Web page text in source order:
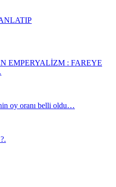
EMPERYALİZM : FAREYE
oy oranı belli oldu…